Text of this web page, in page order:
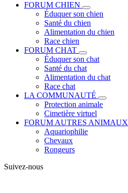
FORUM CHIEN
Éduquer son chien
Santé du chien
Alimentation du chien
Race chien
FORUM CHAT
Éduquer son chat
Santé du chat
Alimentation du chat
Race chat
LA COMMUNAUTÉ
Protection animale
Cimetière virtuel
FORUM AUTRES ANIMAUX
Aquariophilie
Chevaux
Rongeurs
Suivez-nous